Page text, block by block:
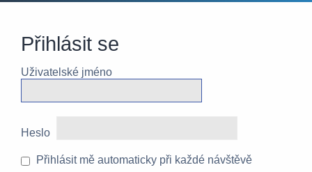
Přihlásit se
Uživatelské jméno
Heslo
Přihlásit mě automaticky při každé návštěvě